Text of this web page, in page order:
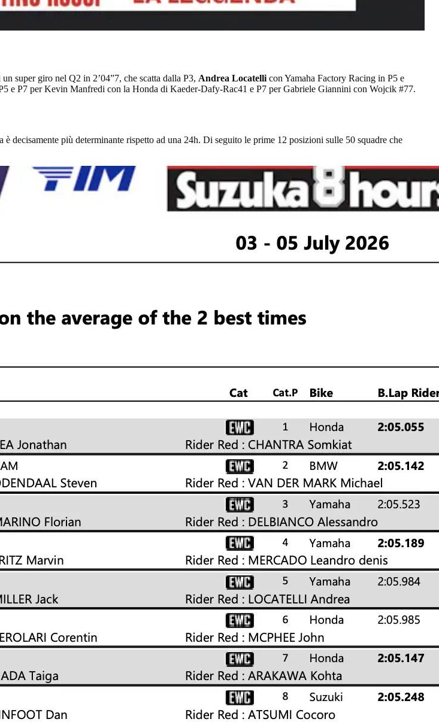
un super giro nel Q2 in 2’04”7, che scatta dalla P3, Andrea Locatelli con Yamaha Factory Racing in P5 e
e P7 per Kevin Manfredi con la Honda di Kaeder-Dafy-Rac41 e P7 per Gabriele Giannini con Wojcik #77.
decisamente più determinante rispetto ad una 24h. Di seguito le prime 12 posizioni sulle 50 squadre che